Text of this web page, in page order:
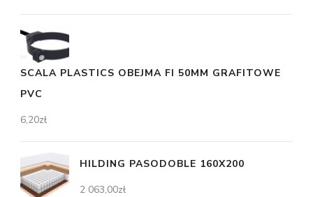
SCALA PLASTICS OBEJMA FI 50MM GRAFITOWE
PVC
6,20zł
HILDING PASODOBLE 160X200
2 063,00zł